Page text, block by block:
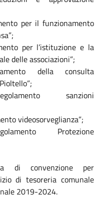
per il funzionamento
per l’istituzione e la
delle associazioni”;
della consulta
sanzioni
videosorveglianza”;
Protezione
di convenzione per
di tesoreria comunale
2019-2024.